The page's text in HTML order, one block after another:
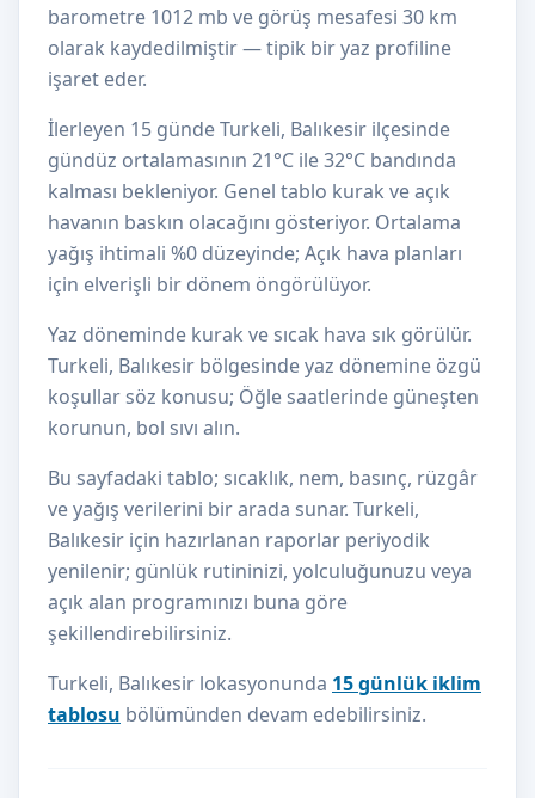
barometre 1012 mb ve görüş mesafesi 30 km
olarak kaydedilmiştir — tipik bir yaz profiline
işaret eder.
İlerleyen 15 günde Turkeli, Balıkesir ilçesinde
gündüz ortalamasının 21°C ile 32°C bandında
kalması bekleniyor. Genel tablo kurak ve açık
havanın baskın olacağını gösteriyor. Ortalama
yağış ihtimali %0 düzeyinde; Açık hava planları
için elverişli bir dönem öngörülüyor.
Yaz döneminde kurak ve sıcak hava sık görülür.
Turkeli, Balıkesir bölgesinde yaz dönemine özgü
koşullar söz konusu; Öğle saatlerinde güneşten
korunun, bol sıvı alın.
Bu sayfadaki tablo; sıcaklık, nem, basınç, rüzgâr
ve yağış verilerini bir arada sunar. Turkeli,
Balıkesir için hazırlanan raporlar periyodik
yenilenir; günlük rutininizi, yolculuğunuzu veya
açık alan programınızı buna göre
şekillendirebilirsiniz.
Turkeli, Balıkesir lokasyonunda 15 günlük iklim
tablosu bölümünden devam edebilirsiniz.